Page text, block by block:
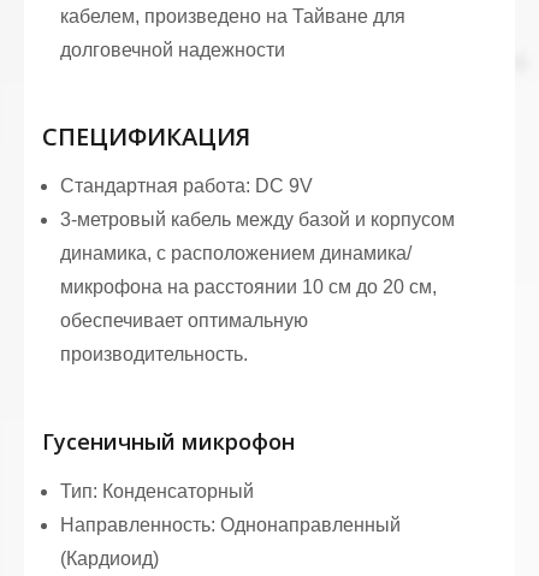
кабелем, произведено на Тайване для
долговечной надежности
СПЕЦИФИКАЦИЯ
Стандартная работа: DC 9V
3-метровый кабель между базой и корпусом
динамика, с расположением динамика/
микрофона на расстоянии 10 см до 20 см,
обеспечивает оптимальную
производительность.
Гусеничный микрофон
Тип: Конденсаторный
Направленность: Однонаправленный
(Кардиоид)